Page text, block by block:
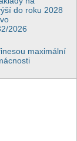
do roku 2028
2026
maximální